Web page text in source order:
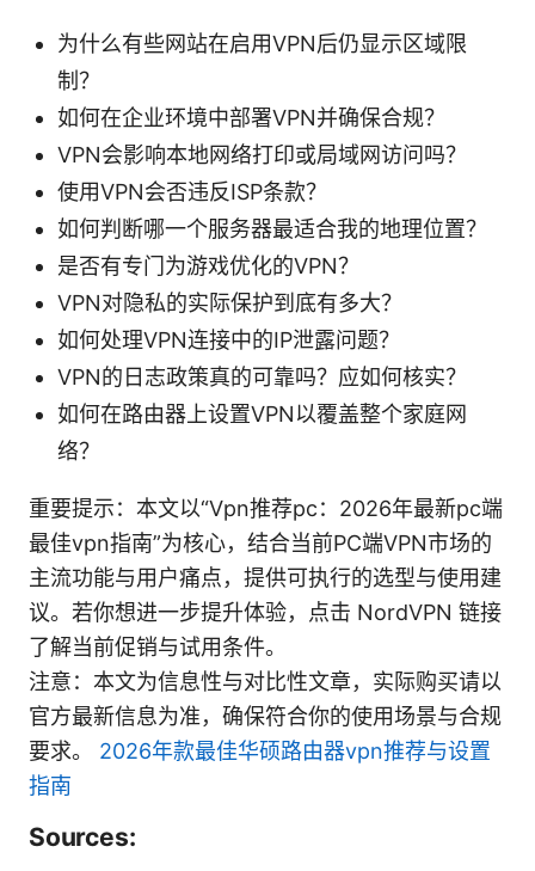
为什么有些网站在启用VPN后仍显示区域限
制？
如何在企业环境中部署VPN并确保合规？
VPN会影响本地网络打印或局域网访问吗？
使用VPN会否违反ISP条款？
如何判断哪一个服务器最适合我的地理位置？
是否有专门为游戏优化的VPN？
VPN对隐私的实际保护到底有多大？
如何处理VPN连接中的IP泄露问题？
VPN的日志政策真的可靠吗？应如何核实？
如何在路由器上设置VPN以覆盖整个家庭网
络？
重要提示：本文以“Vpn推荐pc：2026年最新pc端
最佳vpn指南”为核心，结合当前PC端VPN市场的
主流功能与用户痛点，提供可执行的选型与使用建
议。若你想进一步提升体验，点击 NordVPN 链接
了解当前促销与试用条件。
注意：本文为信息性与对比性文章，实际购买请以
官方最新信息为准，确保符合你的使用场景与合规
要求。 2026年款最佳华硕路由器vpn推荐与设置
指南
Sources: